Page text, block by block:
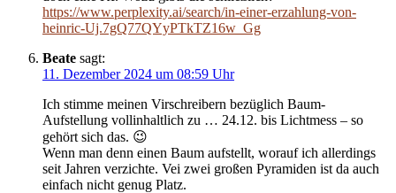
https://www.perplexity.ai/search/in-einer-erzahlung-von-
heinric-Uj.7gQ77QYyPTkTZ16w_Gg
Beate sagt:
11. Dezember 2024 um 08:59 Uhr
Ich stimme meinen Virschreibern bezüglich Baum-
Aufstellung vollinhaltlich zu … 24.12. bis Lichtmess – so
gehört sich das. 😉
Wenn man denn einen Baum aufstellt, worauf ich allerdings
seit Jahren verzichte. Vei zwei großen Pyramiden ist da auch
einfach nicht genug Platz.